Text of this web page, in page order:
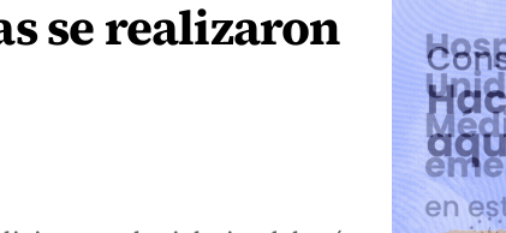
se realizaron